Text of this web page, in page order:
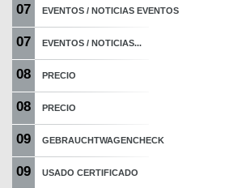
07 EVENTOS / NOTICIAS EVENTOS
07 EVENTOS / NOTICIAS...
08 PRECIO
08 PRECIO
09 GEBRAUCHTWAGENCHECK
09 USADO CERTIFICADO